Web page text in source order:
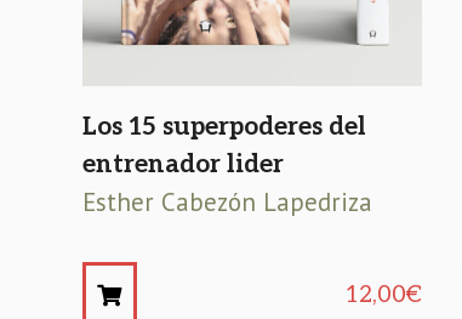
Los 15 superpoderes del
entrenador lider
Esther Cabezón Lapedriza
12,00€